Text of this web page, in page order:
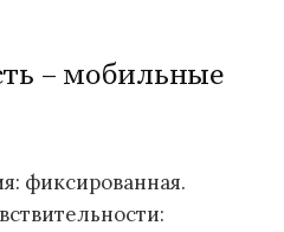
– мобильные
фиксированная.